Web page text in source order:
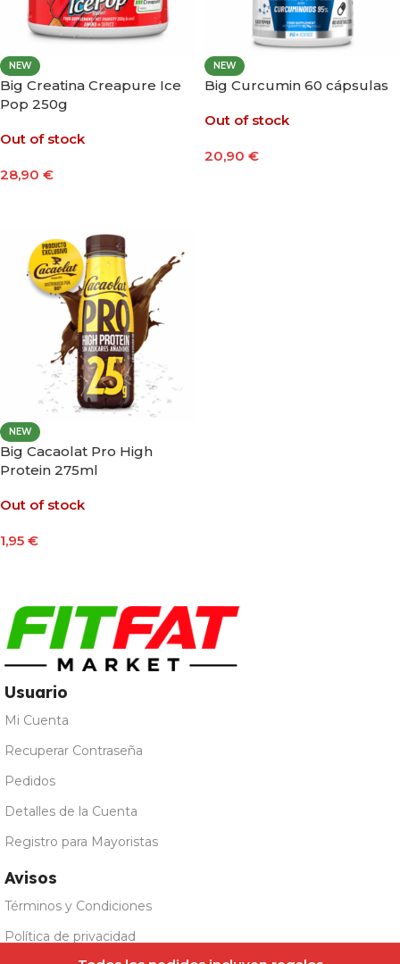
NEW
Big Creatina Creapure Ice
Pop 250g
Out of stock
28,90 €
NEW
Big Curcumin 60 cápsulas
Out of stock
20,90 €
NEW
Big Cacaolat Pro High
Protein 275ml
Out of stock
1,95 €
Usuario
Mi Cuenta
Recuperar Contraseña
Pedidos
Detalles de la Cuenta
Registro para Mayoristas
Avisos
Términos y Condiciones
Política de privacidad